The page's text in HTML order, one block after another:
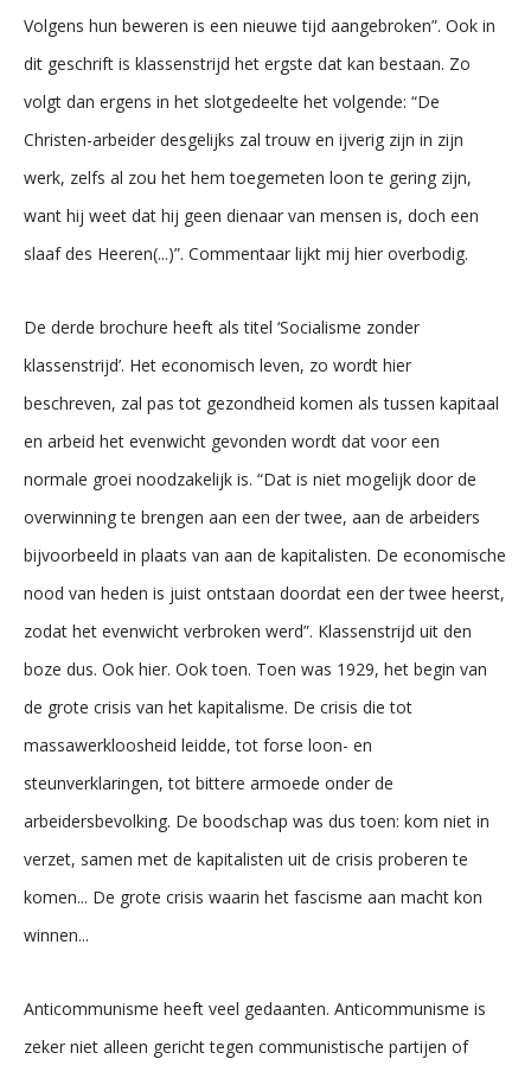
Volgens hun beweren is een nieuwe tijd aangebroken”. Ook in
dit geschrift is klassenstrijd het ergste dat kan bestaan. Zo
volgt dan ergens in het slotgedeelte het volgende: “De
Christen-arbeider desgelijks zal trouw en ijverig zijn in zijn
werk, zelfs al zou het hem toegemeten loon te gering zijn,
want hij weet dat hij geen dienaar van mensen is, doch een
slaaf des Heeren(...)”. Commentaar lijkt mij hier overbodig.
De derde brochure heeft als titel ‘Socialisme zonder
klassenstrijd’. Het economisch leven, zo wordt hier
beschreven, zal pas tot gezondheid komen als tussen kapitaal
en arbeid het evenwicht gevonden wordt dat voor een
normale groei noodzakelijk is. “Dat is niet mogelijk door de
overwinning te brengen aan een der twee, aan de arbeiders
bijvoorbeeld in plaats van aan de kapitalisten. De economische
nood van heden is juist ontstaan doordat een der twee heerst,
zodat het evenwicht verbroken werd”. Klassenstrijd uit den
boze dus. Ook hier. Ook toen. Toen was 1929, het begin van
de grote crisis van het kapitalisme. De crisis die tot
massawerkloosheid leidde, tot forse loon- en
steunverklaringen, tot bittere armoede onder de
arbeidersbevolking. De boodschap was dus toen: kom niet in
verzet, samen met de kapitalisten uit de crisis proberen te
komen... De grote crisis waarin het fascisme aan macht kon
winnen...
Anticommunisme heeft veel gedaanten. Anticommunisme is
zeker niet alleen gericht tegen communistische partijen of